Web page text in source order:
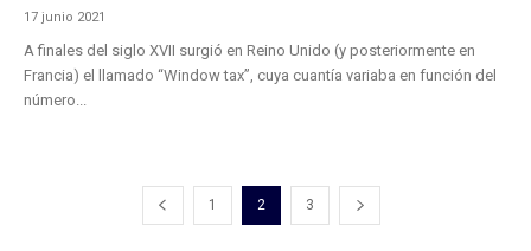
17 junio 2021
A finales del siglo XVII surgió en Reino Unido (y posteriormente en
Francia) el llamado “Window tax”, cuya cuantía variaba en función del
número...
1 2 3